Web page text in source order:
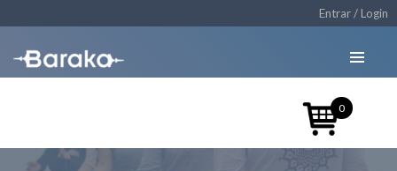
Entrar / Login
0